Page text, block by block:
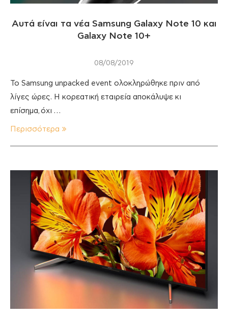
Αυτά είναι τα νέα Samsung Galaxy Note 10 και
Galaxy Note 10+
08/08/2019
Το Samsung unpacked event ολοκληρώθηκε πριν από
λίγες ώρες. H κορεατική εταιρεία αποκάλυψε κι
επίσημα, όχι …
Περισσότερα